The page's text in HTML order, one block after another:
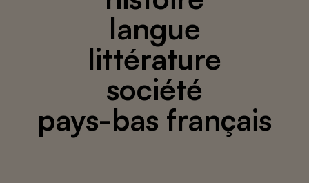
langue
littérature
société
pays-bas français